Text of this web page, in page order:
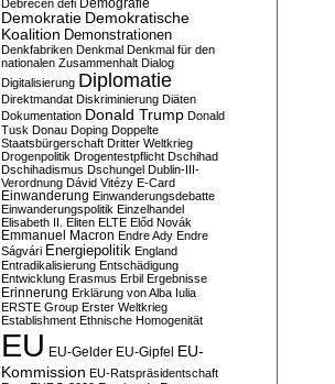
Debrecen defi
Demokratie Demokratische
Koalition Demonstrationen
Denkfabriken Denkmal Denkmal für den
nationalen Zusammenhalt Dialog
Digitalisierung Diplomatie
Direktmandat Diskriminierung Diäten
Dokumentation Donald Trump Donald
Tusk Donau Doping Doppelte
Staatsbürgerschaft Dritter Weltkrieg
Drogenpolitik Drogentestpflicht Dschihad
Dschihadismus Dschungel Dublin-III-
Verordnung Dávid Vitézy E-Card
Einwanderung Einwanderungsdebatte
Einwanderungspolitik Einzelhandel
Elisabeth II. Eliten ELTE Előd Novák
Emmanuel Macron Endre Ady Endre
Ságvári Energiepolitik England
Entradikalisierung Entschädigung
Entwicklung Erasmus Erbil Ergebnisse
Erinnerung Erklärung von Alba Iulia
ERSTE Group Erster Weltkrieg
Establishment Ethnische Homogenität
EU EU-Gelder EU-Gipfel EU-
Kommission EU-Ratspräsidentschaft